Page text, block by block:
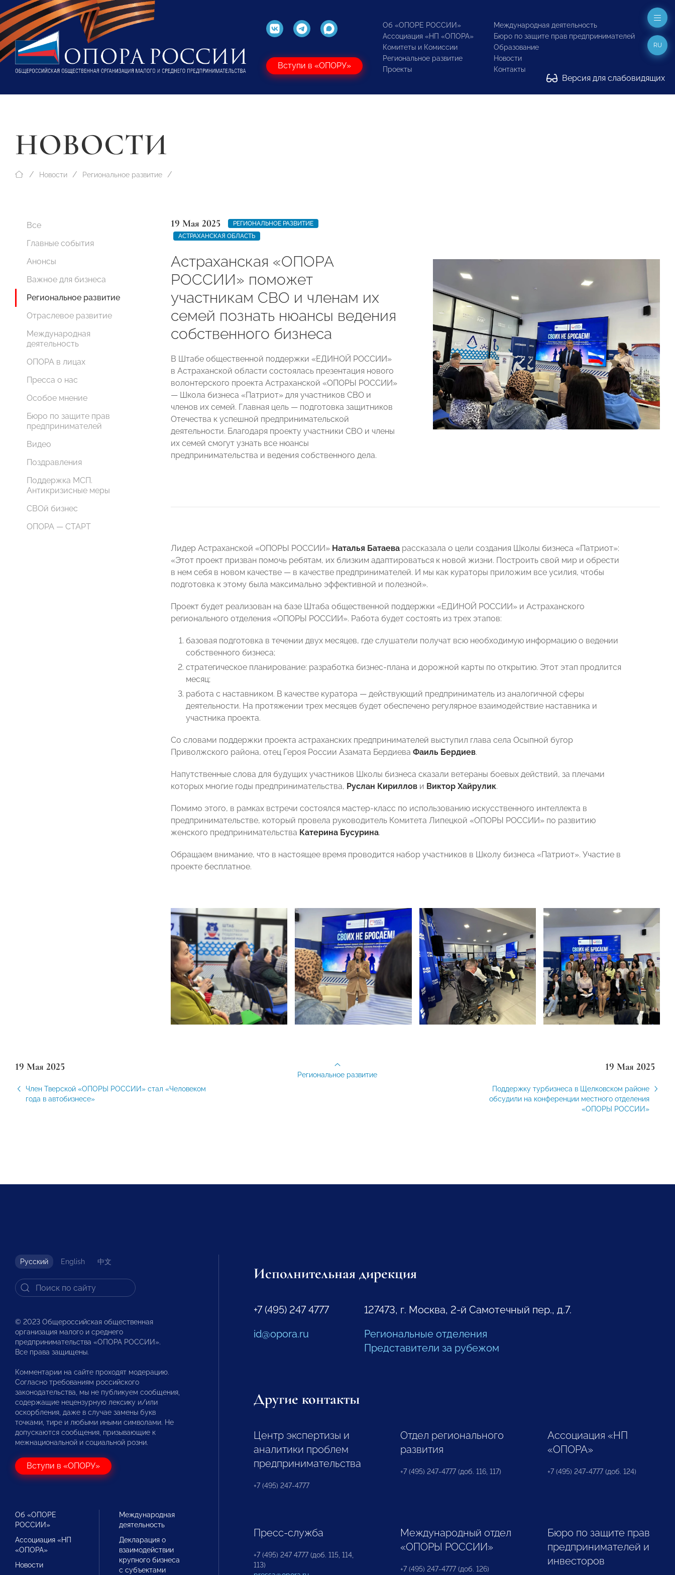
Вступи в «ОПОРУ»
Об «ОПОРЕ РОССИИ»
Ассоциация «НП «ОПОРА»
Комитеты и Комиссии
Региональное развитие
Проекты
Международная деятельность
Бюро по защите прав предпринимателей
Образование
Новости
Контакты
Версия для слабовидящих
RU
НОВОСТИ
Новости Региональное развитие
Все
Главные события
Анонсы
Важное для бизнеса
Региональное развитие
Отраслевое развитие
Международная
деятельность
ОПОРА в лицах
Пресса о нас
Особое мнение
Бюро по защите прав
предпринимателей
Видео
Поздравления
Поддержка МСП.
Антикризисные меры
СВОй бизнес
ОПОРА — СТАРТ
19 Мая 2025
РЕГИОНАЛЬНОЕ РАЗВИТИЕ
АСТРАХАНСКАЯ ОБЛАСТЬ
Астраханская «ОПОРА
РОССИИ» поможет
участникам СВО и членам их
семей познать нюансы ведения
собственного бизнеса
В Штабе общественной поддержки «ЕДИНОЙ РОССИИ»
в Астраханской области состоялась презентация нового
волонтерского проекта Астраханской «ОПОРЫ РОССИИ»
— Школа бизнеса «Патриот» для участников СВО и
членов их семей. Главная цель — подготовка защитников
Отечества к успешной предпринимательской
деятельности. Благодаря проекту участники СВО и члены
их семей смогут узнать все нюансы
предпринимательства и ведения собственного дела.
Лидер Астраханской «ОПОРЫ РОССИИ» Наталья Батаева рассказала о цели создания Школы бизнеса «Патриот»:
«Этот проект призван помочь ребятам, их близким адаптироваться к новой жизни. Построить свой мир и обрести
в нем себя в новом качестве — в качестве предпринимателей. И мы как кураторы приложим все усилия, чтобы
подготовка к этому была максимально эффективной и полезной».
Проект будет реализован на базе Штаба общественной поддержки «ЕДИНОЙ РОССИИ» и Астраханского
регионального отделения «ОПОРЫ РОССИИ». Работа будет состоять из трех этапов:
базовая подготовка в течении двух месяцев, где слушатели получат всю необходимую информацию о ведении
собственного бизнеса;
стратегическое планирование: разработка бизнес-плана и дорожной карты по открытию. Этот этап продлится
месяц;
работа с наставником. В качестве куратора — действующий предприниматель из аналогичной сферы
деятельности. На протяжении трех месяцев будет обеспечено регулярное взаимодействие наставника и
участника проекта.
Со словами поддержки проекта астраханских предпринимателей выступил глава села Осыпной бугор
Приволжского района, отец Героя России Азамата Бердиева Фаиль Бердиев.
Напутственные слова для будущих участников Школы бизнеса сказали ветераны боевых действий, за плечами
которых многие годы предпринимательства, Руслан Кириллов и Виктор Хайрулик.
Помимо этого, в рамках встречи состоялся мастер-класс по использованию искусственного интеллекта в
предпринимательстве, который провела руководитель Комитета Липецкой «ОПОРЫ РОССИИ» по развитию
женского предпринимательства Катерина Бусурина.
Обращаем внимание, что в настоящее время проводится набор участников в Школу бизнеса «Патриот». Участие в
проекте бесплатное.
19 Мая 2025
Член Тверской «ОПОРЫ РОССИИ» стал «Человеком
года в автобизнесе»
19 Мая 2025
Поддержку турбизнеса в Щелковском районе
обсудили на конференции местного отделения
«ОПОРЫ РОССИИ»
Региональное развитие
Русский English 中文
© 2023 Общероссийская общественная
организация малого и среднего
предпринимательства «ОПОРА РОССИИ».
Все права защищены.
Комментарии на сайте проходят модерацию.
Согласно требованиям российского
законодательства, мы не публикуем сообщения,
содержащие нецензурную лексику и/или
оскорбления, даже в случае замены букв
точками, тире и любыми иными символами. Не
допускаются сообщения, призывающие к
межнациональной и социальной розни.
Вступи в «ОПОРУ»
Об «ОПОРЕ
РОССИИ»
Ассоциация «НП
«ОПОРА»
Новости
Международная
деятельность
Декларация о
взаимодействии
крупного бизнеса
с субъектами
Исполнительная дирекция
+7 (495) 247 4777
id@opora.ru
127473, г. Москва, 2-й Самотечный пер., д.7.
Региональные отделения
Представители за рубежом
Другие контакты
Центр экспертизы и
аналитики проблем
предпринимательства
+7 (495) 247-4777
Отдел регионального
развития
+7 (495) 247-4777 (доб. 116, 117)
Ассоциация «НП
«ОПОРА»
+7 (495) 247-4777 (доб. 124)
Пресс-служба
+7 (495) 247 4777 (доб. 115, 114,
113)
Международный отдел
«ОПОРЫ РОССИИ»
+7 (495) 247-4777 (доб. 126)
Бюро по защите прав
предпринимателей и
инвесторов